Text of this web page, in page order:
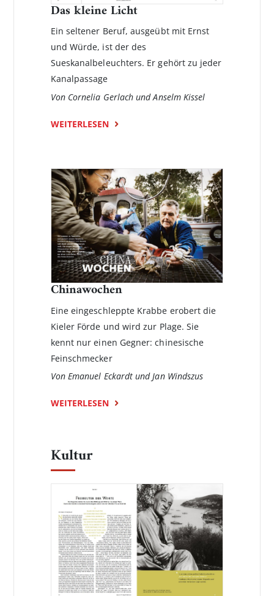
Das kleine Licht
Ein seltener Beruf, ausgeübt mit Ernst
und Würde, ist der des
Sueskanalbeleuchters. Er gehört zu jeder
Kanalpassage
Von Cornelia Gerlach und Anselm Kissel
WEITERLESEN
Chinawochen
Eine eingeschleppte Krabbe erobert die
Kieler Förde und wird zur Plage. Sie
kennt nur einen Gegner: chinesische
Feinschmecker
Von Emanuel Eckardt und Jan Windszus
WEITERLESEN
Kultur